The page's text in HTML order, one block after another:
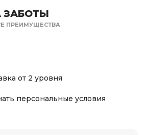
ЗАБОТЫ
ПРЕИМУЩЕСТВА
от 2 уровня
персональные условия